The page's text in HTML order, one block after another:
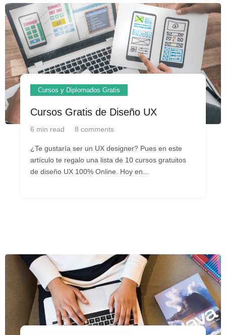
Cursos y Diplomados Gratis
Cursos Gratis de Diseño UX
6 min read 8 comments
¿Te gustaría ser un UX designer? Pues en este
artículo te regalo una lista de 10 cursos gratuitos
de diseño UX 100% Online. Hoy en...